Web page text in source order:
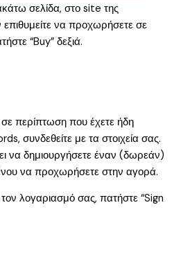
σελίδα, στο site της
να προχωρήσετε σε
“Buy” δεξιά.
περίπτωση που έχετε ήδη
συνδεθείτε με τα στοιχεία σας.
να δημιουργήσετε έναν (δωρεάν)
να προχωρήσετε στην αγορά.
λογαριασμό σας, πατήστε “Sign